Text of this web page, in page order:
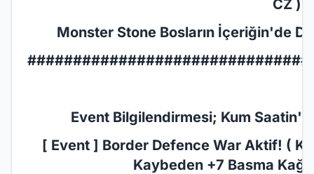
CZ )
Monster Stone Bosların İçeriğin'de
Event Bilgilendirmesi; Kum
[ Event ] Border Defence War Aktif! (
Kaybeden +7 Basma